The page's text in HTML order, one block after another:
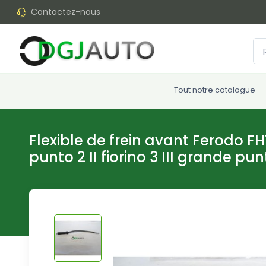
Contactez-nous
Tout notre catalogue
Flexible de frein avant Ferodo
punto 2 II fiorino 3 III grande